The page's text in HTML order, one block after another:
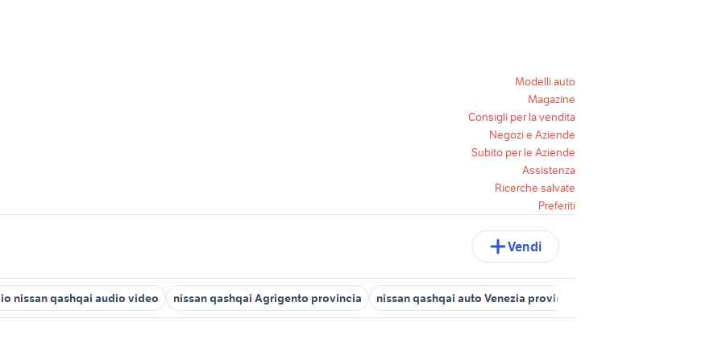
Modelli auto
Magazine
Consigli per la vendita
Negozi e Aziende
Subito per le Aziende
Assistenza
Ricerche salvate
Preferiti
Vendi
nissan qashqai audio video nissan qashqai Agrigento provincia nissan qashqai auto Venezia provincia